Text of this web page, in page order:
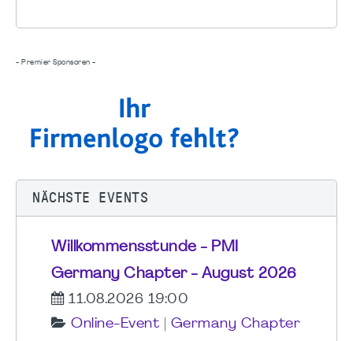
- Premier Sponsoren -
NÄCHSTE EVENTS
Willkommensstunde - PMI
Germany Chapter - August 2026
11.08.2026 19:00
Online-Event
Germany Chapter